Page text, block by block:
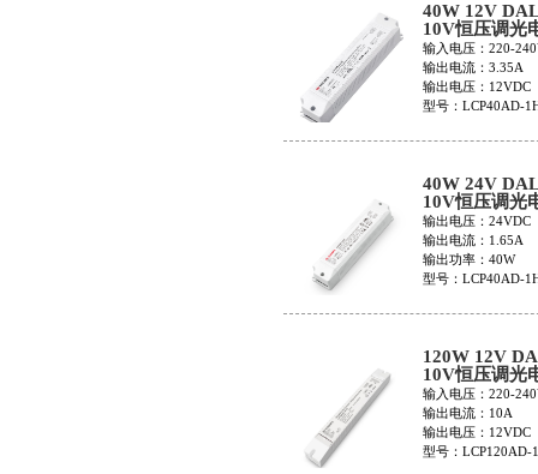
40W 12V
10V恒压调光
LCP40AD-
输入电压：220-
输出电流：3.35A
输出电压：12VDC
型号：LCP40AD-
40W 24V
10V恒压调光
LCP40AD-
输出电压：24VDC
输出电流：1.65A
输出功率：40W
型号：LCP40AD-
120W 12V
10V恒压调光
LCP120AD-
输入电压：220-
输出电流：10A
输出电压：12VDC
型号：LCP120AD-